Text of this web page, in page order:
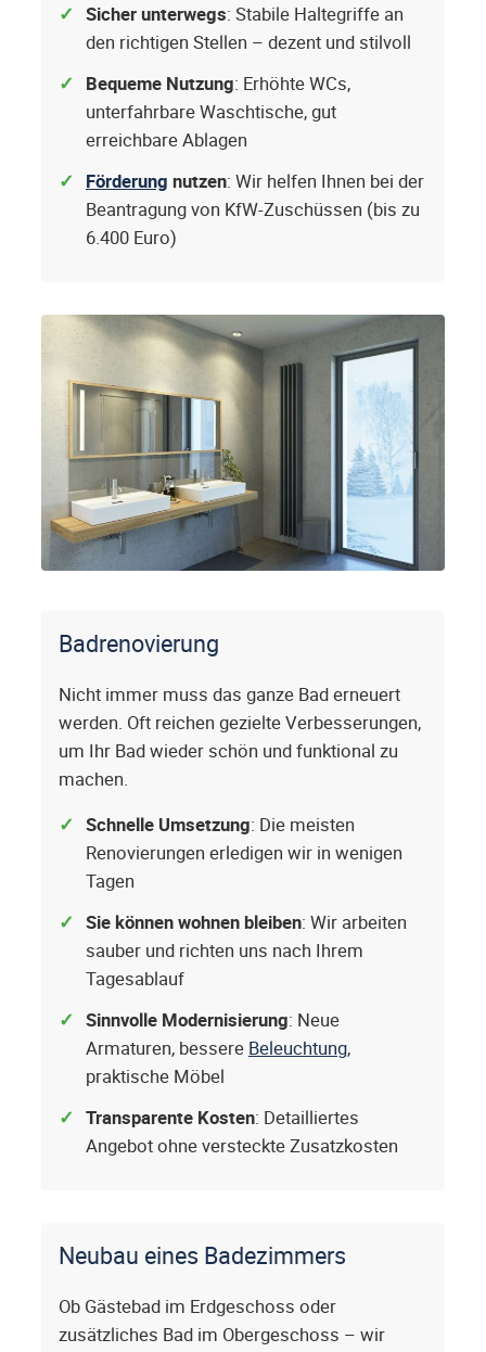
Sicher unterwegs: Stabile Haltegriffe an
den richtigen Stellen – dezent und stilvoll
Bequeme Nutzung: Erhöhte WCs,
unterfahrbare Waschtische, gut
erreichbare Ablagen
Förderung nutzen: Wir helfen Ihnen bei der
Beantragung von KfW-Zuschüssen (bis zu
6.400 Euro)
Badrenovierung
Nicht immer muss das ganze Bad erneuert
werden. Oft reichen gezielte Verbesserungen,
um Ihr Bad wieder schön und funktional zu
machen.
Schnelle Umsetzung: Die meisten
Renovierungen erledigen wir in wenigen
Tagen
Sie können wohnen bleiben: Wir arbeiten
sauber und richten uns nach Ihrem
Tagesablauf
Sinnvolle Modernisierung: Neue
Armaturen, bessere Beleuchtung,
praktische Möbel
Transparente Kosten: Detailliertes
Angebot ohne versteckte Zusatzkosten
Neubau eines Badezimmers
Ob Gästebad im Erdgeschoss oder
zusätzliches Bad im Obergeschoss – wir